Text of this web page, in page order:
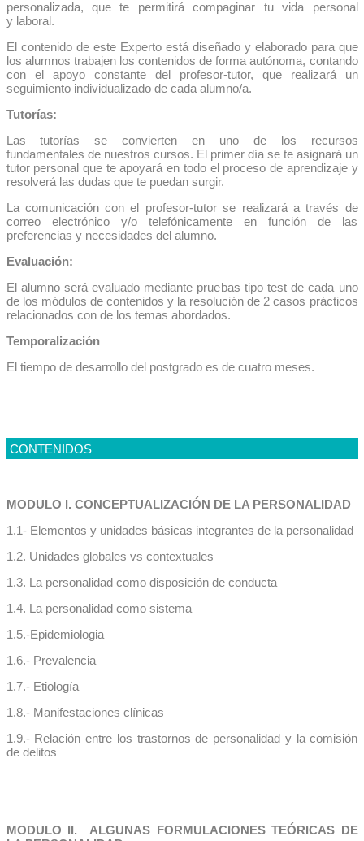
personalizada, que te permitirá compaginar tu vida personal
y laboral.
El contenido de este Experto está diseñado y elaborado para que
los alumnos trabajen los contenidos de forma autónoma, contando
con el apoyo constante del profesor-tutor, que realizará un
seguimiento individualizado de cada alumno/a.
Tutorías:
Las tutorías se convierten en uno de los recursos
fundamentales de nuestros cursos. El primer día se te asignará un
tutor personal que te apoyará en todo el proceso de aprendizaje y
resolverá las dudas que te puedan surgir.
La comunicación con el profesor-tutor se realizará a través de
correo electrónico y/o telefónicamente en función de las
preferencias y necesidades del alumno.
Evaluación:
El alumno será evaluado mediante pruebas tipo test de cada uno
de los módulos de contenidos y la resolución de 2 casos prácticos
relacionados con de los temas abordados.
Temporalización
El tiempo de desarrollo del postgrado es de cuatro meses.
CONTENIDOS
MODULO I. CONCEPTUALIZACIÓN DE LA PERSONALIDAD
1.1- Elementos y unidades básicas integrantes de la personalidad
1.2. Unidades globales vs contextuales
1.3. La personalidad como disposición de conducta
1.4. La personalidad como sistema
1.5.-Epidemiologia
1.6.- Prevalencia
1.7.- Etiología
1.8.- Manifestaciones clínicas
1.9.- Relación entre los trastornos de personalidad y la comisión
de delitos
MODULO II. ALGUNAS FORMULACIONES TEÓRICAS DE